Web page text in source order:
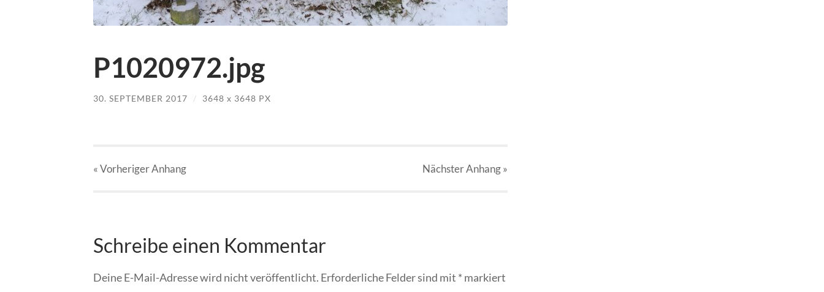
P1020972.jpg
30. SEPTEMBER 2017 / 3648 x 3648 PX
« VorherigerAnhang NächsterAnhang»
Schreibe einen Kommentar
Deine E-Mail-Adresse wird nicht veröffentlicht. Erforderliche Felder sind mit * markiert